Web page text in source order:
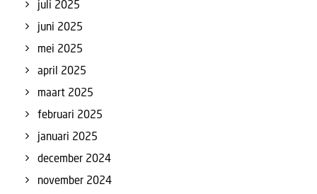
juli 2025
juni 2025
mei 2025
april 2025
maart 2025
februari 2025
januari 2025
december 2024
november 2024